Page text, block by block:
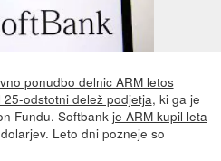
ponudbo delnic ARM letos
25-odstotni delež podjetja, ki ga je
Fundu. Softbank je ARM kupil leta
Leto dni pozneje so